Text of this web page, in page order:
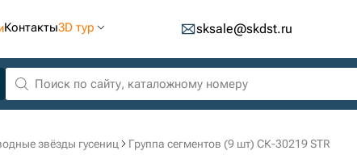
Контакты3D тур sksale@skdst.ru
звёзды гусениц Группа сегментов (9 шт) СК-30219 STR